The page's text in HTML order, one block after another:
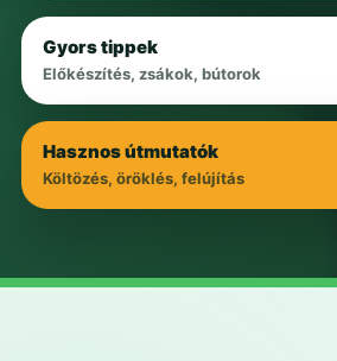
Gyors tippek
Előkészítés, zsákok, bútorok
Hasznos útmutatók
Költözés, öröklés, felújítás